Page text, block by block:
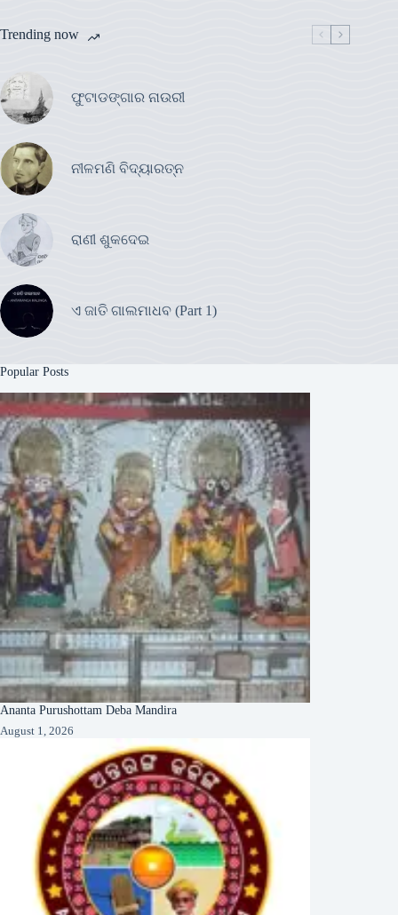
Trending now
ଫୁଟାଡଙ୍ଗାର ନାଉରୀ
ନୀଳମଣି ବିଦ୍ୟାରତ୍ନ
ରାଣୀ ଶୁକଦେଇ
ଏ ଜାତି ଗାଲମାଧବ (Part 1)
Popular Posts
Ananta Purushottam Deba Mandira
August 1, 2026